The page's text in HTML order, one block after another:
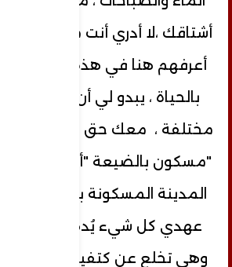
أشتاقك ،لا أدري أنت مختلف عن
أعرفهم هنا في هذه المدينة
بالحياة ، يبدو لي أن طيبتك
مختلفة ، معك حق ، أنا مسكون
"مسكون بالضيعة "أربعون عاماً
المدينة المسكونة بالحياة ، ولم
عهدي كل شيء يُدهشني، التفت
وهي تخلع عن كتفيها شالاً